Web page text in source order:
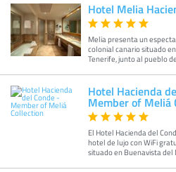
Hotel Melia
Melia presenta un
colonial canario situado
Tenerife, junto al pueblo
Hotel Hacienda
Member of Meliá
El Hotel Hacienda del
hotel de lujo con WiFi
situado en Buenavista del